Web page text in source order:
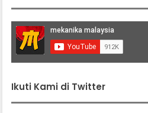
Ikuti Kami di Twitter